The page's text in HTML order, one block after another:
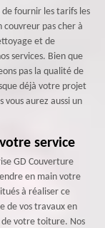
de fournir les tarifs les
couvreur pas cher à
et de
services. Bien que
pas la qualité de
déjà votre projet
vous aurez aussi un
service
GD Couverture
en main votre
à réaliser ce
de vos travaux en
de votre toiture. Nos